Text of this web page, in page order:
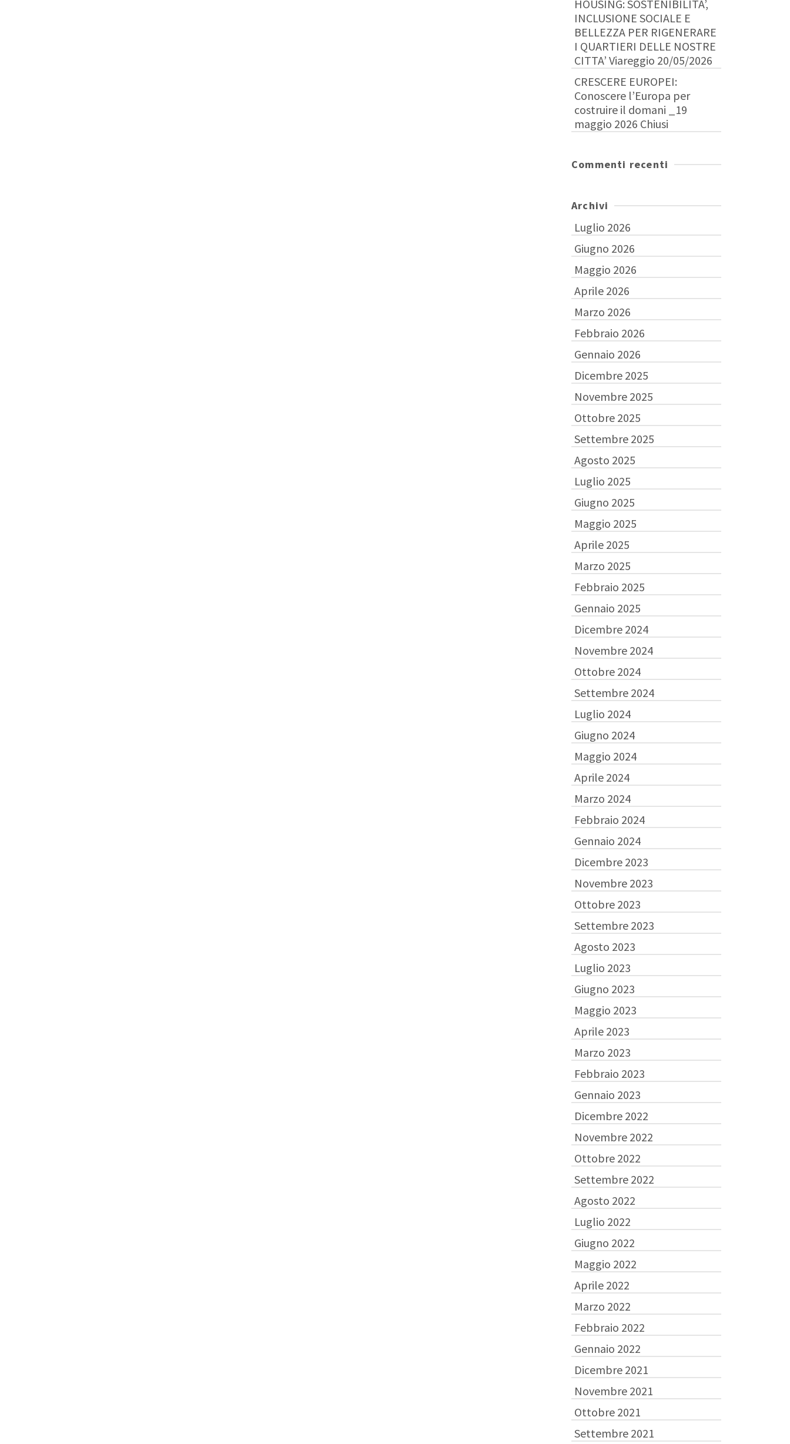
HOUSING: SOSTENIBILITA’,
INCLUSIONE SOCIALE E
BELLEZZA PER RIGENERARE
I QUARTIERI DELLE NOSTRE
CITTA’ Viareggio 20/05/2026
CRESCERE EUROPEI:
Conoscere l’Europa per
costruire il domani _19
maggio 2026 Chiusi
Commenti recenti
Archivi
Luglio 2026
Giugno 2026
Maggio 2026
Aprile 2026
Marzo 2026
Febbraio 2026
Gennaio 2026
Dicembre 2025
Novembre 2025
Ottobre 2025
Settembre 2025
Agosto 2025
Luglio 2025
Giugno 2025
Maggio 2025
Aprile 2025
Marzo 2025
Febbraio 2025
Gennaio 2025
Dicembre 2024
Novembre 2024
Ottobre 2024
Settembre 2024
Luglio 2024
Giugno 2024
Maggio 2024
Aprile 2024
Marzo 2024
Febbraio 2024
Gennaio 2024
Dicembre 2023
Novembre 2023
Ottobre 2023
Settembre 2023
Agosto 2023
Luglio 2023
Giugno 2023
Maggio 2023
Aprile 2023
Marzo 2023
Febbraio 2023
Gennaio 2023
Dicembre 2022
Novembre 2022
Ottobre 2022
Settembre 2022
Agosto 2022
Luglio 2022
Giugno 2022
Maggio 2022
Aprile 2022
Marzo 2022
Febbraio 2022
Gennaio 2022
Dicembre 2021
Novembre 2021
Ottobre 2021
Settembre 2021